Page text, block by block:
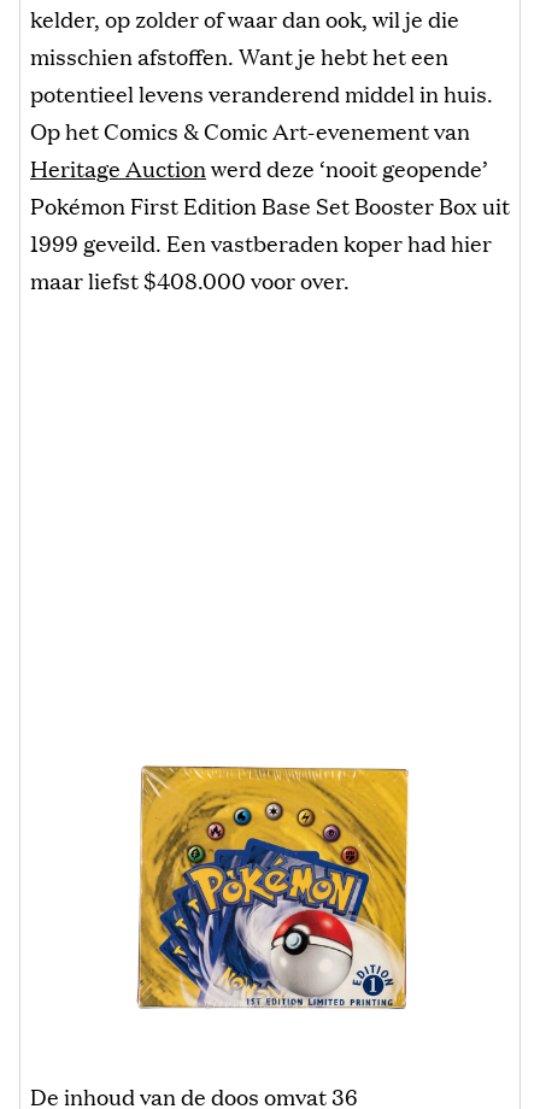
kelder, op zolder of waar dan ook, wil je die
misschien afstoffen. Want je hebt het een
potentieel levens veranderend middel in huis.
Op het Comics & Comic Art-evenement van
Heritage Auctionwerd deze ‘nooit geopende’
Pokémon First Edition Base Set Booster Box uit
1999 geveild. Een vastberaden koper had hier
maar liefst $408.000 voor over.
De inhoud van de doos omvat 36